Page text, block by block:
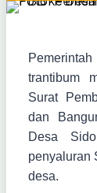
trantibum
Surat
dan
Desa
penyaluran
desa.